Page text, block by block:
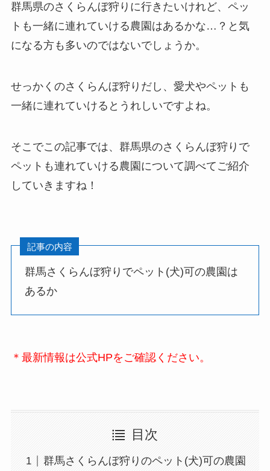
群馬県のさくらんぼ狩りに行きたいけれど、ペッ
トも一緒に連れていける農園はあるかな…？と気
になる方も多いのではないでしょうか。
せっかくのさくらんぼ狩りだし、愛犬やペットも
一緒に連れていけるとうれしいですよね。
そこでこの記事では、群馬県のさくらんぼ狩りで
ペットも連れていける農園について調べてご紹介
していきますね！
記事の内容
群馬さくらんぼ狩りでペット(犬)可の農園は
あるか
＊最新情報は公式HPをご確認ください。
目次
群馬さくらんぼ狩りのペット(犬)可の農園